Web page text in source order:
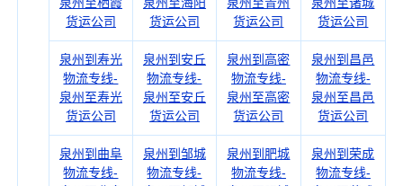
泉州至栖霞
货运公司
泉州至海阳
货运公司
泉州至青州
货运公司
泉州至诸城
货运公司
泉州到寿光
物流专线-
泉州至寿光
货运公司
泉州到安丘
物流专线-
泉州至安丘
货运公司
泉州到高密
物流专线-
泉州至高密
货运公司
泉州到昌邑
物流专线-
泉州至昌邑
货运公司
泉州到曲阜
物流专线-
泉州到邹城
物流专线-
泉州到肥城
物流专线-
泉州到荣成
物流专线-